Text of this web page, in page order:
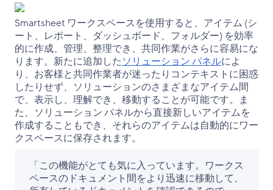
Smartsheet ワークスペースを使用すると、アイテム (シ
ート、レポート、ダッシュボード、フォルダー) を効率
的に作成、管理、整理でき、共同作業がさらに容易にな
ります。新たに追加したソリューション パネルによ
り、お客様と共同作業者が迷ったりコンテキストに困惑
したりせず、ソリューションのさまざまなアイテム間
で、表示し、理解でき、移動することが可能です。ま
た、ソリューション パネルから直接新しいアイテムを
作成することもでき、それらのアイテムは自動的にワー
クスペースに保存されます。
「この機能がとても気に入っています。ワークス
ペースのドキュメント間をより迅速に移動して、